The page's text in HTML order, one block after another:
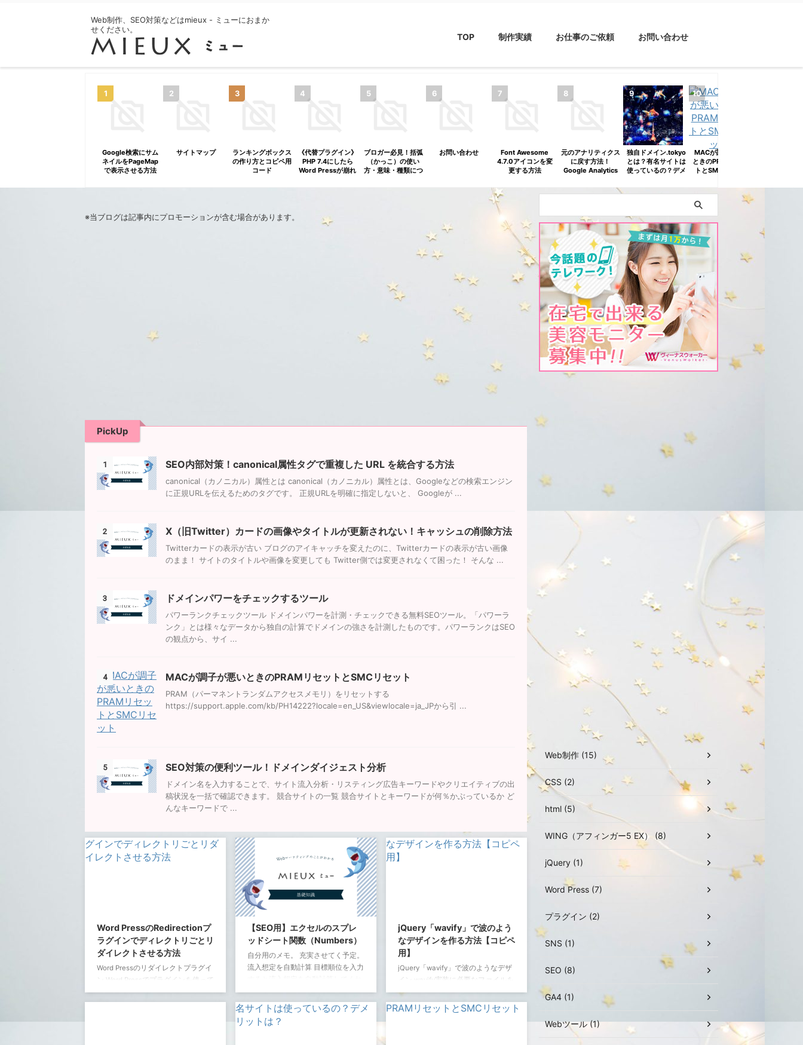
Web制作、SEO対策などはmieux - ミューにおまか
せください。
TOP 制作実績 お仕事のご依頼 お問い合わせ
Google検索にサム
ネイルをPageMap
で表示させる方法
サイトマップ
ランキングボックス
の作り方とコピペ用
コード
ィンガー）》
《代替プラグイン》
PHP 7.4にしたら
Word Pressが崩れ
syntax highlighter
ブロガー必見！括弧
（かっこ）の使い
方・意味・種類につ
お問い合わせ
Font Awesome
4.7.0アイコンを変
更する方法
ィンガー）》
元のアナリティクス
に戻す方法！
Google Analytics
独自ドメイン.tokyo
とは？有名サイトは
使っているの？デメ
MACが調子が悪い
ときのPRAMリセッ
トとSMCリセット
せる方法
※当ブログは記事内にプロモーションが含む場合があります。
PickUp
1 SEO内部対策！canonical属性タグで重複した URL を統合する方法
canonical（カノニカル）属性とは canonical（カノニカル）属性とは、Googleなどの検索エンジン
に正規URLを伝えるためのタグです。 正規URLを明確に指定しないと、 Googleが ...
2 X（旧Twitter）カードの画像やタイトルが更新されない！キャッシュの削除方法
Twitterカードの表示が古い ブログのアイキャッチを変えたのに、Twitterカードの表示が古い画像
のまま！ サイトのタイトルや画像を変更しても Twitter側では変更されなくて困った！ そんな ...
3 ドメインパワーをチェックするツール
パワーランクチェックツール ドメインパワーを計測・チェックできる無料SEOツール。「パワーラ
ンク」とは様々なデータから独自の計算でドメインの強さを計測したものです。パワーランクはSEO
の観点から、サイ ...
4 MACが調子が悪いときのPRAMリセットとSMCリセット
PRAM（パーマネントランダムアクセスメモリ）をリセットする
https://support.apple.com/kb/PH14222?locale=en_US&viewlocale=ja_JPから引 ...
5 SEO対策の便利ツール！ドメインダイジェスト分析
ドメイン名を入力することで、サイト流入分析・リスティング広告キーワードやクリエイティブの出
稿状況を一括で確認できます。 競合サイトの一覧 競合サイトとキーワードが何％かぶっているか ど
んなキーワードで ...
Word PressのRedirectionプ
ラグインでディレクトリごとリ
ダイレクトさせる方法
Word Pressのリダイレクトプラグイ
ン Word Pressでプラグインを使って
リダイレクトさせる方法は二つ。
1.All 404 Redirect to Homepageプラ
【SEO用】エクセルのスプレ
ッドシート関数（Numbers）
自分用のメモ。 充実させてく予定。
流入想定を自動計算 目標順位を入力
る関数。 ・目的 10位までの流入想
定を自動計算する ・方法 IF関数を入
れ子にする ・できること 10位まで
の流入想定を自動計算 ・実装
jQuery「wavify」で波のよう
なデザインを作る方法【コピペ
用】
jQuery「wavify」で波のようなデザ
イン wavify実装に必要なファイルを
ダウンロード
https://github.com/peacepostman/
Web制作 (15)
CSS (2)
html (5)
WING（アフィンガー5 EX） (8)
jQuery (1)
Word Press (7)
プラグイン (2)
SNS (1)
SEO (8)
GA4 (1)
Webツール (1)